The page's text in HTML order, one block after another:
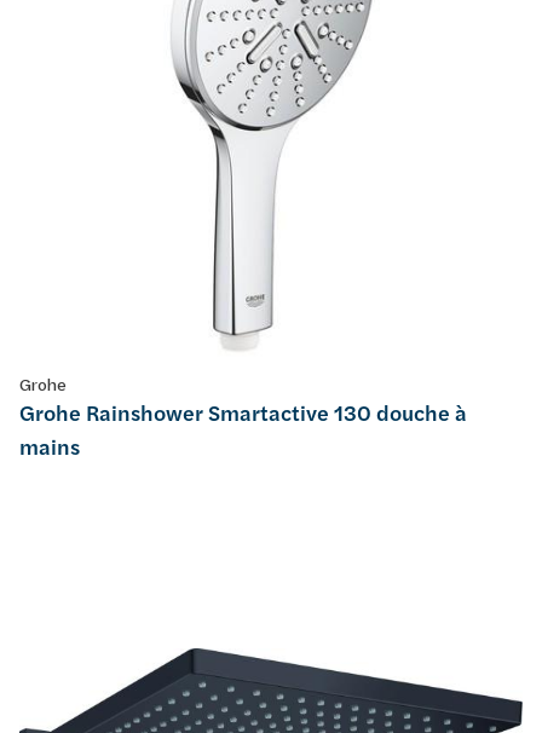
Grohe
Grohe Rainshower Smartactive 130 douche à
mains